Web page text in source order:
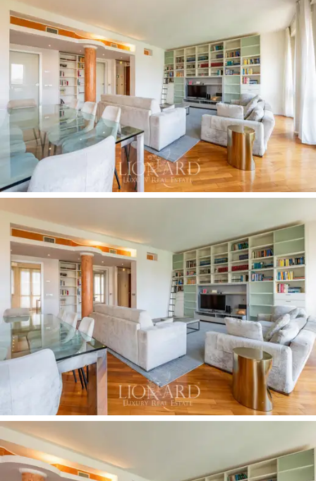
die funktionale Ausstattung.
Das Apartment verfügt über Zentralheizung und
Klimaanlage, Doppelverglasung, einenkürzlich
modernisierten Aufzug
, Concierge-Service sowie einen
Kellerraum. Dermechanisierte Stellplatzin einer
angrenzenden Straße vervollständigt die Immobilie mit
einer privaten Parklösung im Herzen des historischen
Zentrums.